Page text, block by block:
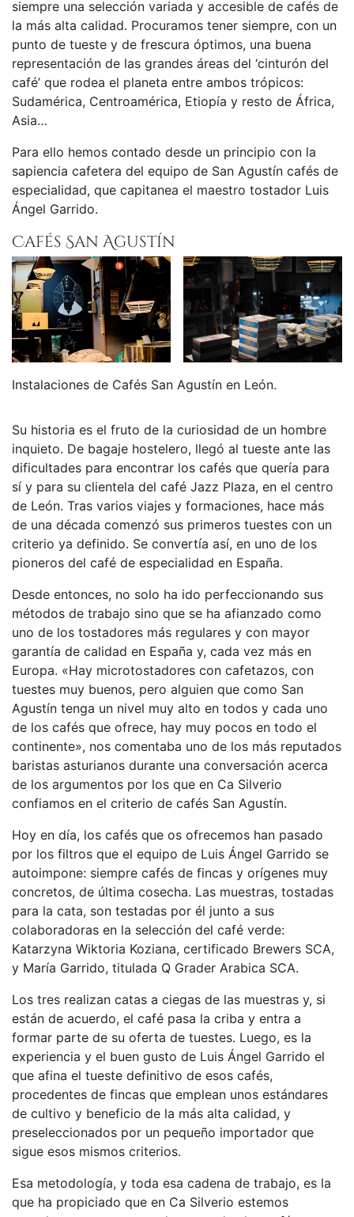
siempre una selección variada y accesible de cafés de
la más alta calidad. Procuramos tener siempre, con un
punto de tueste y de frescura óptimos, una buena
representación de las grandes áreas del ‘cinturón del
café’ que rodea el planeta entre ambos trópicos:
Sudamérica, Centroamérica, Etiopía y resto de África,
Asia…
Para ello hemos contado desde un principio con la
sapiencia cafetera del equipo de San Agustín cafés de
especialidad, que capitanea el maestro tostador Luis
Ángel Garrido.
Cafés San Agustín
Instalaciones de Cafés San Agustín en León.
Su historia es el fruto de la curiosidad de un hombre
inquieto. De bagaje hostelero, llegó al tueste ante las
dificultades para encontrar los cafés que quería para
sí y para su clientela del café Jazz Plaza, en el centro
de León. Tras varios viajes y formaciones, hace más
de una década comenzó sus primeros tuestes con un
criterio ya definido. Se convertía así, en uno de los
pioneros del café de especialidad en España.
Desde entonces, no solo ha ido perfeccionando sus
métodos de trabajo sino que se ha afianzado como
uno de los tostadores más regulares y con mayor
garantía de calidad en España y, cada vez más en
Europa. «Hay microtostadores con cafetazos, con
tuestes muy buenos, pero alguien que como San
Agustín tenga un nivel muy alto en todos y cada uno
de los cafés que ofrece, hay muy pocos en todo el
continente», nos comentaba uno de los más reputados
baristas asturianos durante una conversación acerca
de los argumentos por los que en Ca Silverio
confiamos en el criterio de cafés San Agustín.
Hoy en día, los cafés que os ofrecemos han pasado
por los filtros que el equipo de Luis Ángel Garrido se
autoimpone: siempre cafés de fincas y orígenes muy
concretos, de última cosecha. Las muestras, tostadas
para la cata, son testadas por él junto a sus
colaboradoras en la selección del café verde:
Katarzyna Wiktoria Koziana, certificado Brewers SCA,
y María Garrido, titulada Q Grader Arabica SCA.
Los tres realizan catas a ciegas de las muestras y, si
están de acuerdo, el café pasa la criba y entra a
formar parte de su oferta de tuestes. Luego, es la
experiencia y el buen gusto de Luis Ángel Garrido el
que afina el tueste definitivo de esos cafés,
procedentes de fincas que emplean unos estándares
de cultivo y beneficio de la más alta calidad, y
preseleccionados por un pequeño importador que
sigue esos mismos criterios.
Esa metodología, y toda esa cadena de trabajo, es la
que ha propiciado que en Ca Silverio estemos